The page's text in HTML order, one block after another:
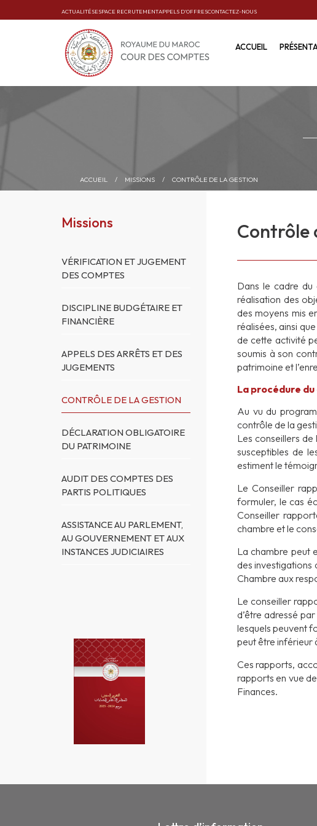
ACTUALITÉSESPACE RECRUTEMENTAPPELS D’OFFRESCONTACTEZ-NOUS
ACCUEIL
ACCUEIL / MISSIONS / CONTRÔLE DE LA GESTION
Missions
VÉRIFICATION ET JUGEMENT
DES COMPTES
DISCIPLINE BUDGÉTAIRE ET
FINANCIÈRE
APPELS DES ARRÊTS ET DES
JUGEMENTS
CONTRÔLE DE LA GESTION
DÉCLARATION OBLIGATOIRE
DU PATRIMOINE
AUDIT DES COMPTES DES
PARTIS POLITIQUES
ASSISTANCE AU PARLEMENT,
AU GOUVERNEMENT ET AUX
INSTANCES JUDICIAIRES
Contrôle
Dans le cadre du
réalisation des
des moyens mis
réalisées, ainsi
de cette activité
soumis à son
patrimoine et
La procédure
Au vu du
contrôle de la
Les conseillers
susceptibles de
estiment le
Le Conseiller
formuler, le cas
Conseiller
chambre et le
La chambre peut
des investigations
Chambre aux
Le conseiller
d’être adressé
lesquels peuvent
peut être inférieur
Ces rapports,
rapports en vue
Finances.